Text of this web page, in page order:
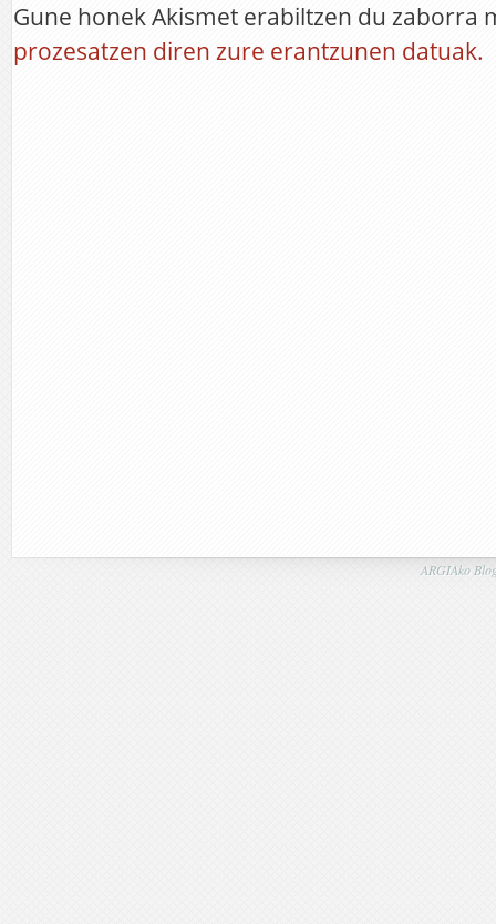
Gune honek Akismet erabiltzen du zaborra
prozesatzen diren zure erantzunen datuak.
ARGIAko